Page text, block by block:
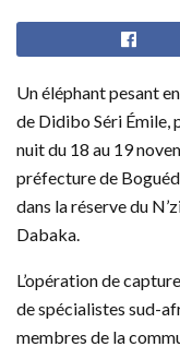
Un éléphant pesant
de Didibo Séri Émile,
nuit du 18 au 19
préfecture de
dans la réserve du
Dabaka.
L’opération de
de spécialistes sud-
membres de la